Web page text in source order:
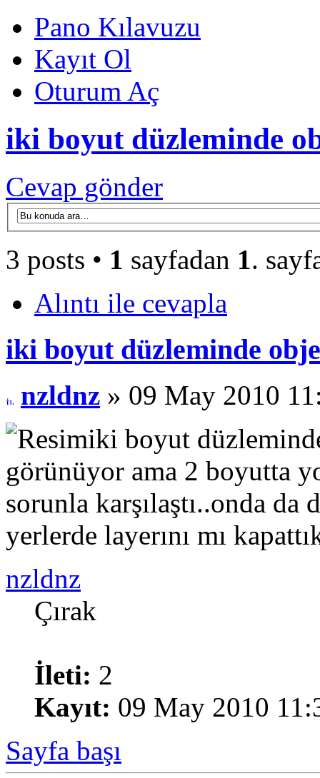
Pano Kılavuzu
Kayıt Ol
Oturum Aç
iki boyut düzleminde
Cevap gönder
3 posts • 1 sayfadan 1.
Alıntı ile cevapla
iki boyut düzleminde
nzldnz » 09 May 2010
iki boyut
görünüyor ama 2 boyutta
sorunla karşılaştı..onda
yerlerde layerını mı
nzldnz
Çırak
İleti: 2
Kayıt: 09 May 2010
Sayfa başı